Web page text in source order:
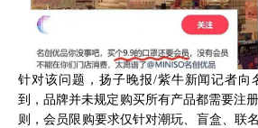
针对该问题，扬子晚报/紫牛新闻记者向
到，品牌并未规定购买所有产品都需要注
则，会员限购要求仅针对潮玩、盲盒、联